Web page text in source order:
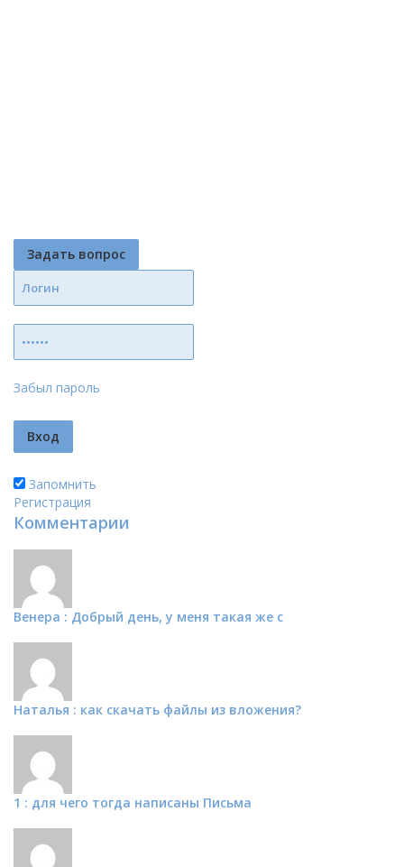
Задать вопрос
Забыл пароль
Запомнить
Регистрация
Комментарии
Венера : Добрый день, у меня такая же с
Наталья : как скачать файлы из вложения?
1 : для чего тогда написаны Письма